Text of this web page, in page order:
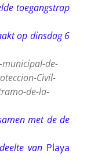
6
met de de
van Playa